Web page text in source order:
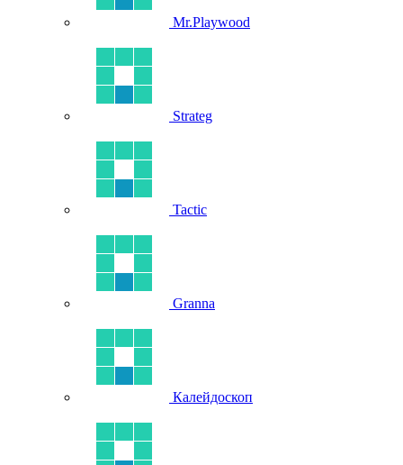
Mr.Playwood
Strateg
Tactic
Granna
Калейдоскоп